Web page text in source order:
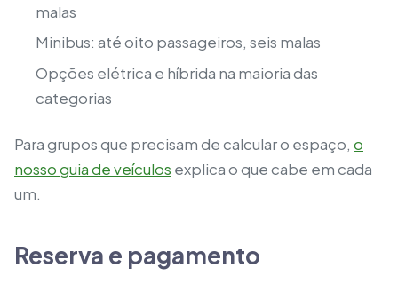
malas
Minibus: até oito passageiros, seis malas
Opções elétrica e híbrida na maioria das
categorias
Para grupos que precisam de calcular o espaço, o
nosso guia de veículos explica o que cabe em cada
um.
Reserva e pagamento